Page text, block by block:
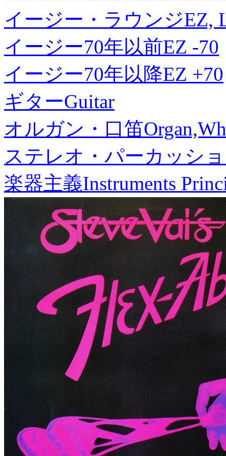
イージー・ラウンジEZ,
イージー70年以前EZ -70
イージー70年以降EZ +70
ギターGuitar
オルガン・口笛
ステレオ・パーカッシ
楽器主義Instruments